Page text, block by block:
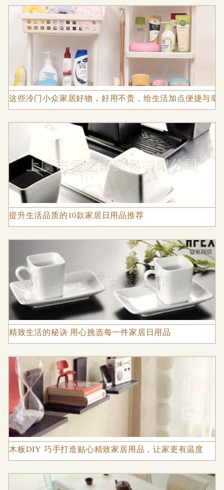
这些冷门小众家居好物，好用不贵，给生活加点便捷与幸
提升生活品质的10款家居日用品推荐
精致生活的秘诀 用心挑选每一件家居日用品
木板DIY 巧手打造贴心精致家居用品，让家更有温度